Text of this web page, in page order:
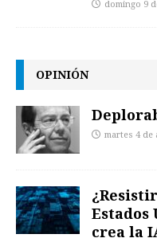
domingo 9
OPINIÓN
martes 4 de
Estados
crea la